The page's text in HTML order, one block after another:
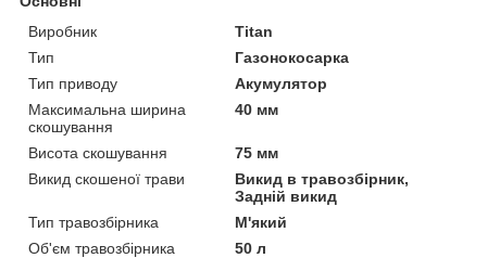
Виробник
Titan
Тип
Газонокосарка
Тип приводу
Акумулятор
Максимальна ширина
скошування
40 мм
Висота скошування
75 мм
Викид скошеної трави
Викид в травозбірник,
Задній викид
Тип травозбірника
М'який
Об'єм травозбірника
50 л